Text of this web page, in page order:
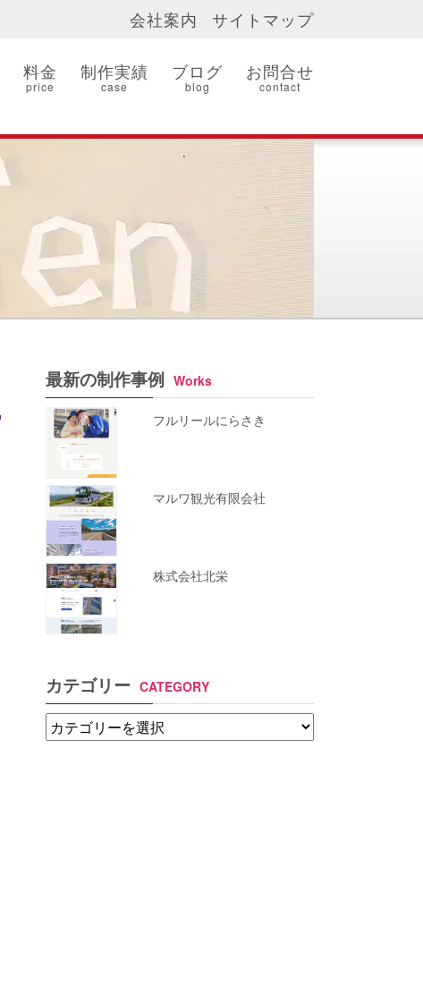
会社案内 サイトマップ
料金
price
制作実績
case
ブログ
blog
お問合せ
contact
最新の制作事例 Works
フルリールにらさき
マルワ観光有限会社
株式会社北栄
カテゴリー CATEGORY